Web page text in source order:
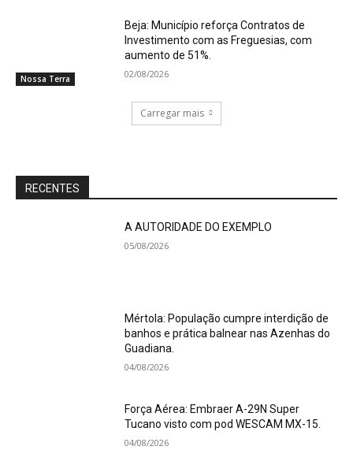
Nossa Terra
Beja: Município reforça Contratos de
Investimento com as Freguesias, com
aumento de 51%.
02/08/2026
Carregar mais
RECENTES
A AUTORIDADE DO EXEMPLO
05/08/2026
Mértola: População cumpre interdição de
banhos e prática balnear nas Azenhas do
Guadiana.
04/08/2026
Força Aérea: Embraer A-29N Super
Tucano visto com pod WESCAM MX-15.
04/08/2026